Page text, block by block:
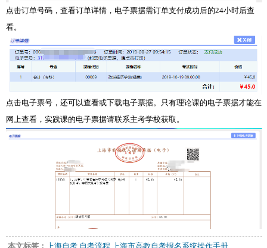
点击订单号码，查看订单详情，电子票据需订单支付成功后的24小时后查
看。
点击电子票号，还可以查看或下载电子票据。只有理论课的电子票据才能在
网上查看，实践课的电子票据请联系主考学校获取。